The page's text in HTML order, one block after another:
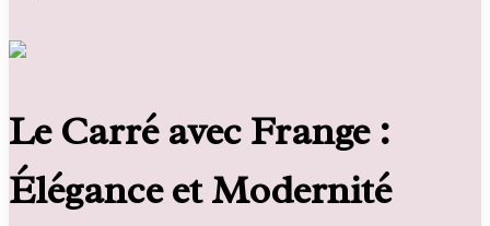
Le Carré avec Frange :
Élégance et Modernité